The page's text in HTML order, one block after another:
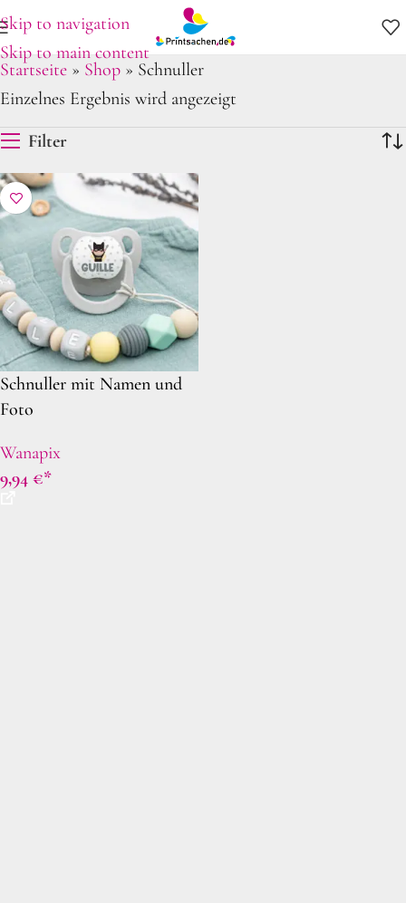
Skip to navigation
Skip to main content
Startseite » Shop » Schnuller
Einzelnes Ergebnis wird angezeigt
Filter
Schnuller mit Namen und
Foto
Wanapix
9,94 €